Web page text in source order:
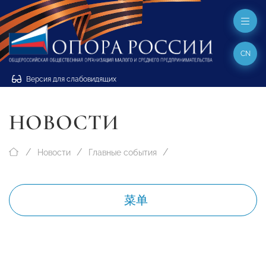
Версия для слабовидящих
CN
НОВОСТИ
Новости Главные события
菜单